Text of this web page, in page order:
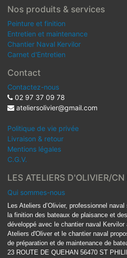
Nos produits & services
Peinture et finition
Entretien et maintenance
Chantier Naval Kervilor
Carnet d'Entretien
Contact
Contactez-nous
02 97 37 09 78
ateliersolivier@gmail.com
Politique de vie privée
Livraison & retour
Mentions légales
C.G.V.
LES ATELIERS D'OLIVIER/CN
Qui sommes-nous
Les Ateliers d’Olivier, professionnel
la finition des bateaux de plaisance et
développé avec le chantier naval Kervilor
Ateliers d'Oliver et le chantier naval
de préparation et de maintenance de
23 ROUTE DE QUEHAN 56470 ST